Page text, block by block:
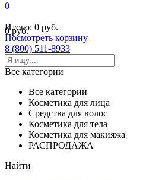
0
0 руб.
Итого: 0 руб.
Посмотреть корзину
8 (800) 511-8933
Все категории
Все категории
Косметика для лица
Средства для волос
Косметика для тела
Косметика для макияжа
РАСПРОДАЖА
Найти